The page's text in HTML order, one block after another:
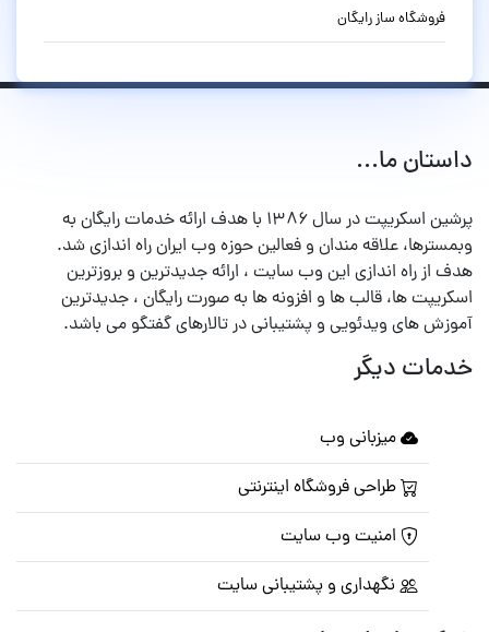
فروشگاه ساز رایگان
داستان ما...
پرشین اسکریپت در سال ۱۳۸۶ با هدف ارائه خدمات رایگان به
وبمسترها، علاقه مندان و فعالین حوزه وب ایران راه اندازی شد.
هدف از راه اندازی این وب سایت ، ارائه جدیدترین و بروزترین
اسکریپت ها، قالب ها و افزونه ها به صورت رایگان ، جدیدترین
آموزش های ویدئویی و پشتیبانی در تالارهای گفتگو می باشد.
خدمات دیگر
میزبانی وب
طراحی فروشگاه اینترنتی
امنیت وب سایت
نگهداری و پشتیبانی سایت